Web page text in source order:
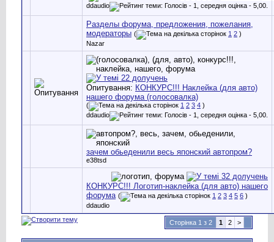
ddaudio
Разделы форума, предложения, пожелания,
модераторы ( 1 2 )
Nazar
Опитування: КОНКУРС!!! Наклейка (для авто)
нашего форума (голосовалка)
( 1 2 3 4 )
ddaudio
зачем обьеденили весь японский автопром?
e38tsd
КОНКУРС!!! Логотип-наклейка (для авто) нашего
форума ( 1 2 3 4 5 6 )
ddaudio
Сторінка 1 з 2 1 2 >